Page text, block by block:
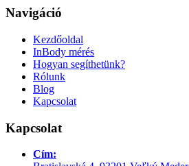
Navigáció
Kezdőoldal
InBody mérés
Hogyan segíthetünk?
Rólunk
Blog
Kapcsolat
Kapcsolat
Cím: